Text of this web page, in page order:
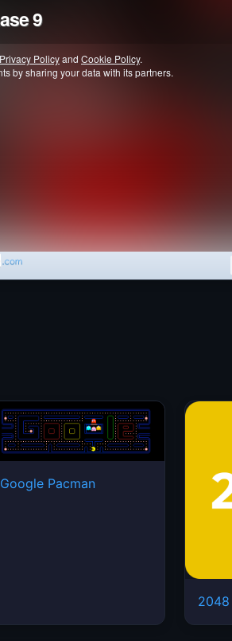
Google Pacman
2048